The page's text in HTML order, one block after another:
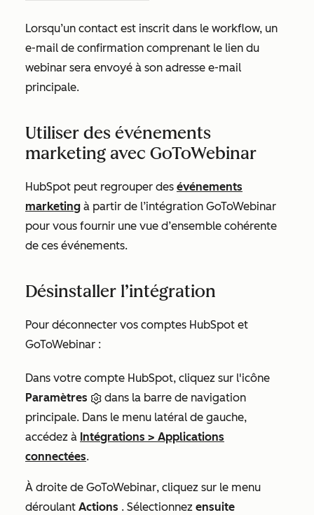
Lorsqu’un contact est inscrit dans le workflow, un
e-mail de confirmation comprenant le lien du
webinar sera envoyé à son adresse e-mail
principale.
Utiliser des événements
marketing avec GoToWebinar
HubSpot peut regrouper des événements
marketing à partir de l’intégration GoToWebinar
pour vous fournir une vue d’ensemble cohérente
de ces événements.
Désinstaller l’intégration
Pour déconnecter vos comptes HubSpot et
GoToWebinar :
Dans votre compte HubSpot, cliquez sur l'icône
Paramètres
dans la barre de navigation
principale. Dans le menu latéral de gauche,
accédez à Intégrations > Applications
connectées.
À droite de GoToWebinar, cliquez sur le menu
déroulant Actions . Sélectionnez ensuite